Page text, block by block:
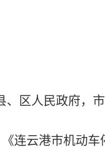
、区人民政府，
《连云港市机动